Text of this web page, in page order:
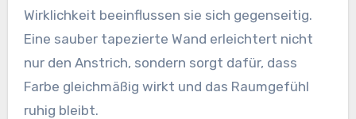
Wirklichkeit beeinflussen sie sich gegenseitig.
Eine sauber tapezierte Wand erleichtert nicht
nur den Anstrich, sondern sorgt dafür, dass
Farbe gleichmäßig wirkt und das Raumgefühl
ruhig bleibt.